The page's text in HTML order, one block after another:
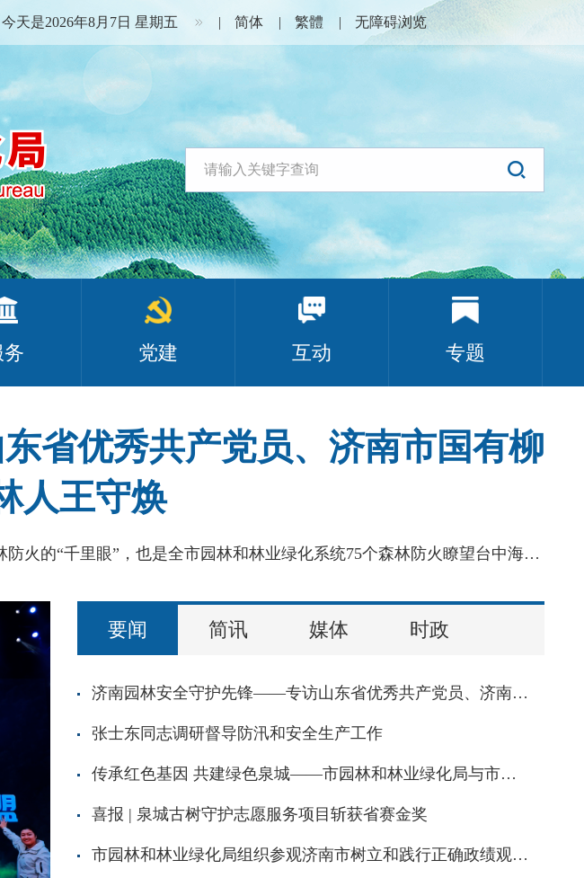
今天是2026年8月7日 星期五 简体 繁體 无障碍浏览
务 党建 互动 专题
省优秀共产党员、济南市国有柳
人王守焕
来源：爱济南新闻客户端海拔800余米的跑马岭瞭望台，是济南南部山区森林防火的“千里眼”，也是全市园林和林业绿化系统75个森林防火瞭望台中海拔最高的一处。这里山高风烈，狂风常年绕着小楼呼啸，冬夜最低气温可跌至零下24摄氏度，泼水落地即刻凝成冰碴。济南市国有柳埠林场跑马岭林区护林人王守焕，在这里一守就是27年。
要闻 简讯 媒体 时政
济南园林安全守护先锋——专访山东省优秀共产党员、济南市国有柳埠林场护林人王守焕
张士东同志调研督导防汛和安全生产工作
传承红色基因 共建绿色泉城——市园林和林业绿化局与市委市直机关工委联合开展庆祝建党105周年主题党日活动
喜报 | 泉城古树守护志愿服务项目斩获省赛金奖
市园林和林业绿化局组织参观济南市树立和践行正确政绩观学习教育专题展